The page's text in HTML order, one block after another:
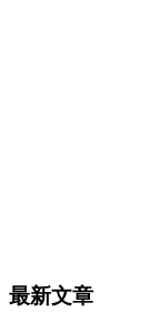
最新文章